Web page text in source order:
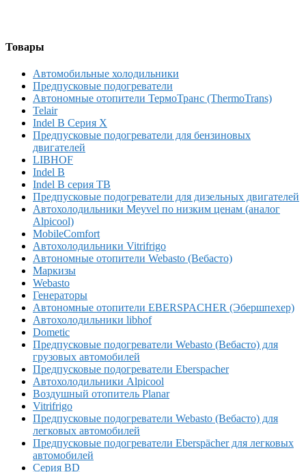
Товары
Автомобильные холодильники
Предпусковые подогреватели
Автономные отопители ТермоТранс (ThermoTrans)
Telair
Indel B Серия X
Предпусковые подогреватели для бензиновых
двигателей
LIBHOF
Indel B
Indel B серия TB
Предпусковые подогреватели для дизельных двигателей
Автохолодильники Meyvel по низким ценам (аналог
Alpicool)
MobileComfort
Автохолодильники Vitrifrigo
Автономные отопители Webasto (Вебасто)
Маркизы
Webasto
Генераторы
Автономные отопители EBERSPACHER (Эбершпехер)
Автохолодильники libhof
Dometic
Предпусковые подогреватели Webasto (Вебасто) для
грузовых автомобилей
Предпусковые подогреватели Eberspacher
Автохолодильники Alpicool
Воздушный отопитель Planar
Vitrifrigo
Предпусковые подогреватели Webasto (Вебасто) для
легковых автомобилей
Предпусковые подогреватели Eberspächer для легковых
автомобилей
Серия BD